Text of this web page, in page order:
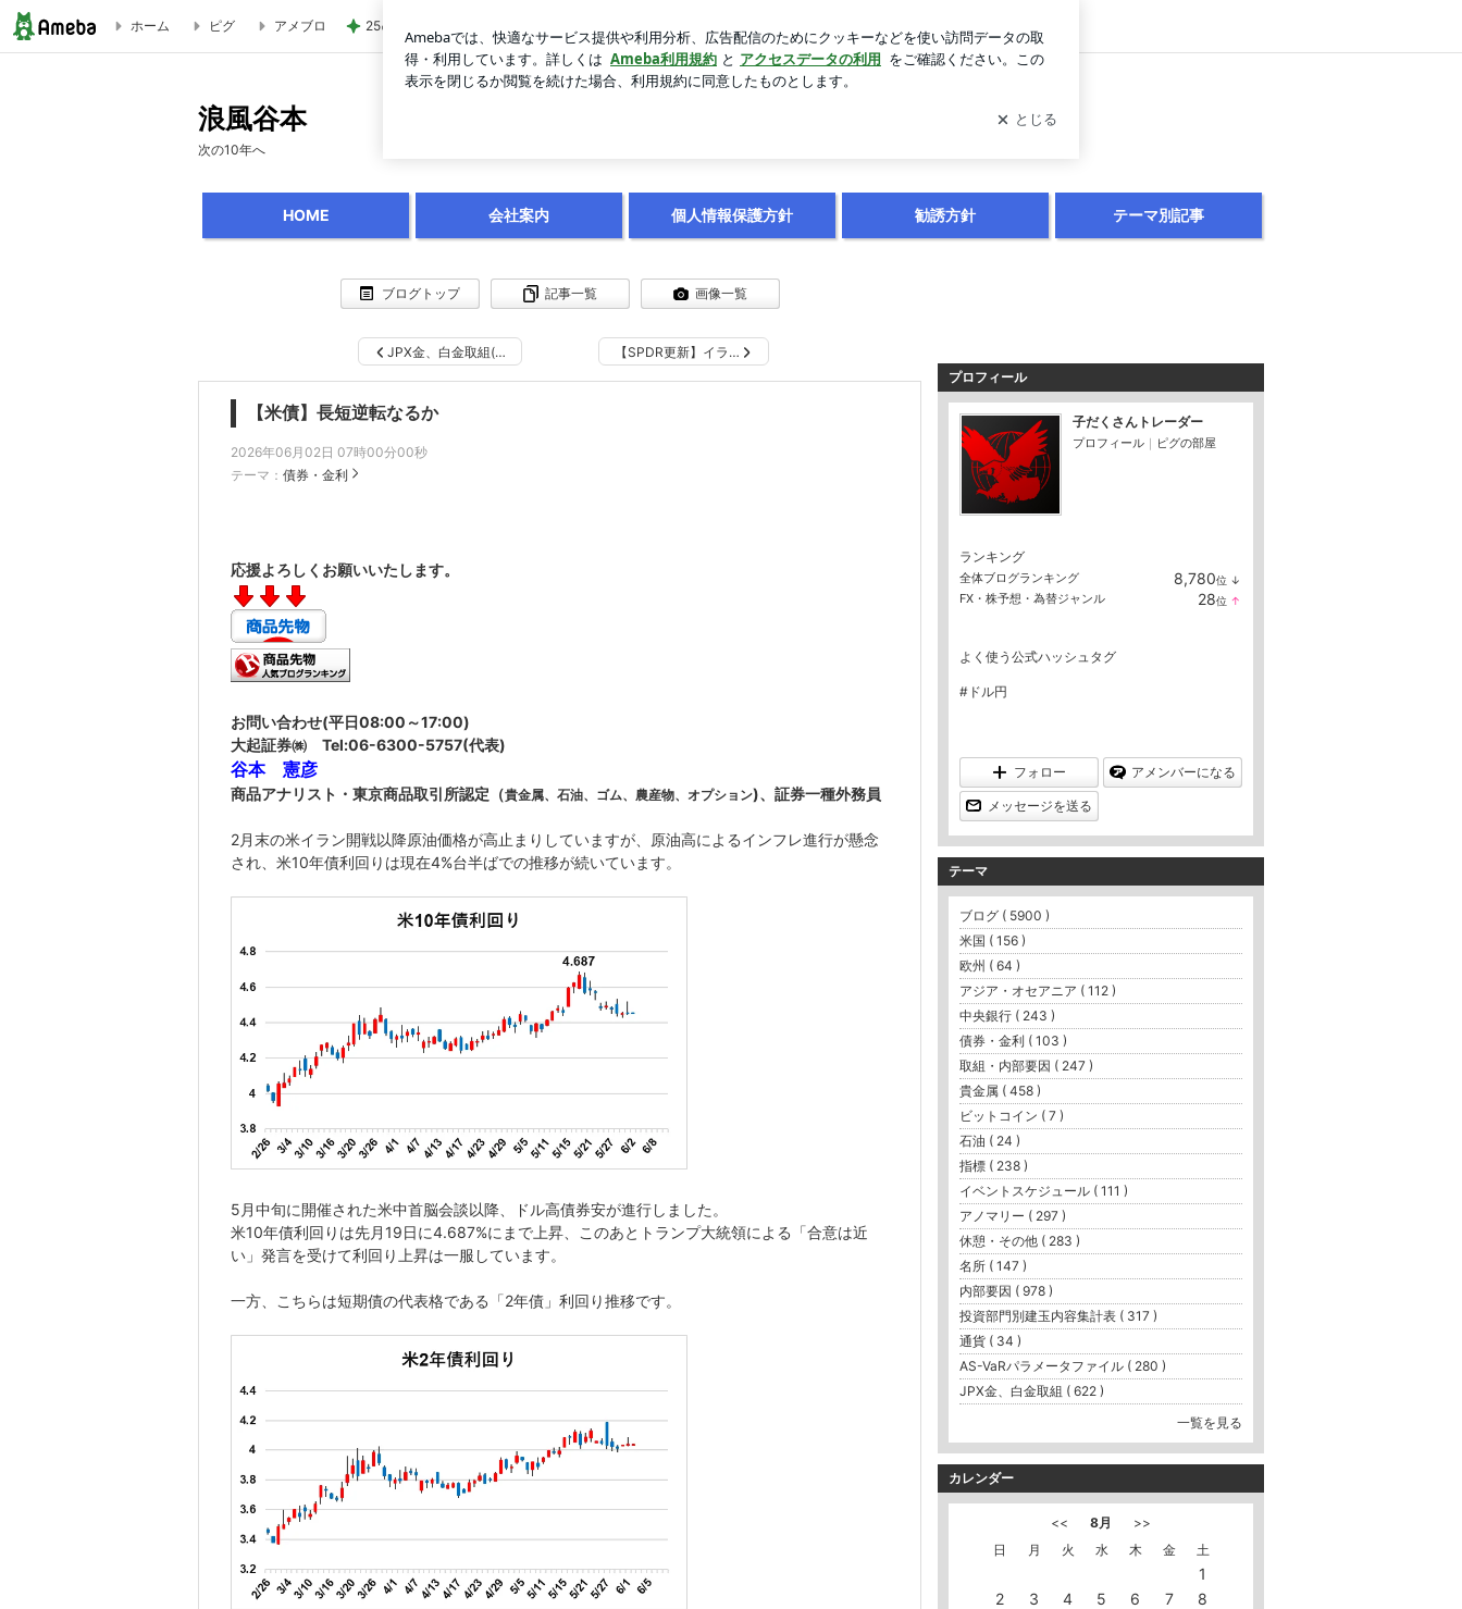
ホーム ピグ アメブロ 25㎝バッサリカットで素敵な変身 ログイン
浪風谷本
次の10年へ
ブログトップ 記事一覧 画像一覧
JPX金、白金取組(… 【SPDR更新】イラ…
【米債】長短逆転なるか
2026年06月02日 07時00分00秒
テーマ： 債券・金利
応援よろしくお願いいたします。
お問い合わせ(平日08:00～17:00)
大起証券㈱ Tel:06-6300-5757(代表)
谷本 憲彦
商品アナリスト・東京商品取引所認定（貴金属、石油、ゴム、農産物、オプション)、証券一種外務員
2月末の米イラン開戦以降原油価格が高止まりしていますが、原油高によるインフレ進行が懸念
され、米10年債利回りは現在4%台半ばでの推移が続いています。
5月中旬に開催された米中首脳会談以降、ドル高債券安が進行しました。
米10年債利回りは先月19日に4.687%にまで上昇、このあとトランプ大統領による「合意は近
い」発言を受けて利回り上昇は一服しています。
一方、こちらは短期債の代表格である「2年債」利回り推移です。
HOME 会社案内 個人情報保護方針 勧誘方針 テーマ別記事
プロフィール
子だくさんトレーダー
プロフィール ｜ ピグの部屋
ランキング
全体ブログランキング 8,780位 ↓
FX・株予想・為替ジャンル 28位 ↑
よく使う公式ハッシュタグ
#ドル円
フォロー アメンバーになる
メッセージを送る
テーマ
ブログ ( 5900 )
米国 ( 156 )
欧州 ( 64 )
アジア・オセアニア ( 112 )
中央銀行 ( 243 )
債券・金利 ( 103 )
取組・内部要因 ( 247 )
貴金属 ( 458 )
ビットコイン ( 7 )
石油 ( 24 )
指標 ( 238 )
イベントスケジュール ( 111 )
アノマリー ( 297 )
休憩・その他 ( 283 )
名所 ( 147 )
内部要因 ( 978 )
投資部門別建玉内容集計表 ( 317 )
通貨 ( 34 )
AS-VaRパラメータファイル ( 280 )
JPX金、白金取組 ( 622 )
一覧を見る
カレンダー
<< 8月
>>
日
月 火 水 木 金 土
1
2
3 4 5 6 7
8